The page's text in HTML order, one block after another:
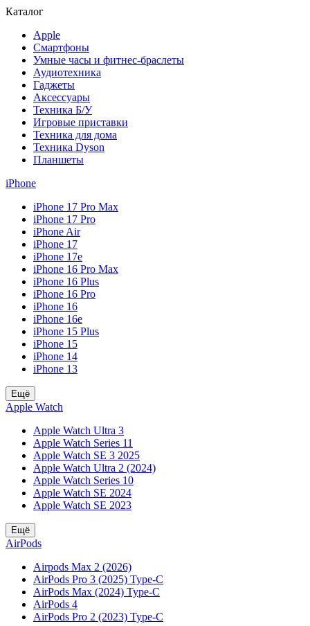
Каталог
Apple
Смартфоны
Умные часы и фитнес-браслеты
Аудиотехника
Гаджеты
Аксессуары
Техника Б/У
Игровые приставки
Техника для дома
Техника Dyson
Планшеты
iPhone
iPhone 17 Pro Max
iPhone 17 Pro
iPhone Air
iPhone 17
iPhone 17e
iPhone 16 Pro Max
iPhone 16 Plus
iPhone 16 Pro
iPhone 16
iPhone 16e
iPhone 15 Plus
iPhone 15
iPhone 14
iPhone 13
Ещё
Apple Watch
Apple Watch Ultra 3
Apple Watch Series 11
Apple Watch SE 3 2025
Apple Watch Ultra 2 (2024)
Apple Watch Series 10
Apple Watch SE 2024
Apple Watch SE 2023
Ещё
AirPods
Airpods Max 2 (2026)
AirPods Pro 3 (2025) Type-C
AirPods Max (2024) Type-C
AirPods 4
AirPods Pro 2 (2023) Type-C